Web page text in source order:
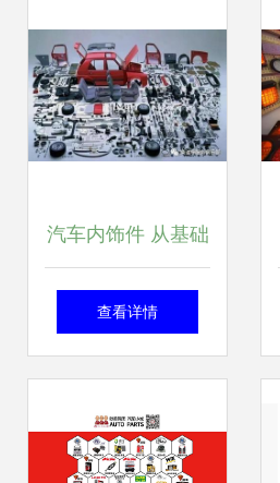
汽车内饰件 从基础
认知到前沿趋势的
查看详情